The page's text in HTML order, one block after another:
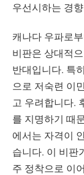
우선시하는 경
캐나다 우파로
비판은 상대적
반대입니다. 특
으로 저숙련 이
고 우려합니다.
를 지명하기 때
에서는 자격이
습니다. 이 비판
주 정착으로 이